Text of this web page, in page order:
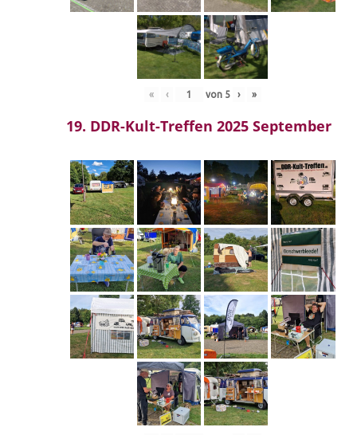
« ‹ von 5 › »
19. DDR-Kult-Treffen 2025 September